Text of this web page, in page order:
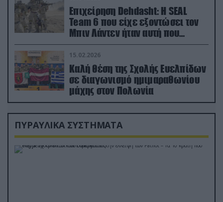
Επιχείρηση Dehdasht: Η SEAL
Team 6 που είχε εξοντώσει τον
Μπιν Λάντεν ήταν αυτή που
διέσωσε τον πιλότο του F-15
15.02.2026
Καλή θέση της Σχολής Ευελπίδων
σε διαγωνισμό ημιμαραθωνίου
μάχης στον Πολωνία
ΠΥΡΑΥΛΙΚΑ ΣΥΣΤΗΜΑΤΑ